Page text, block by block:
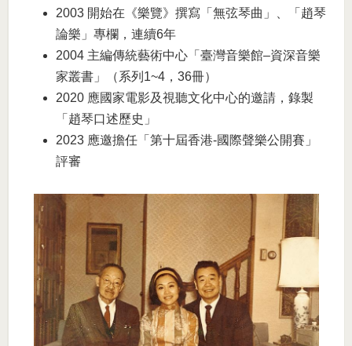
2003 開始在《樂覽》撰寫「無弦琴曲」、「趙琴
論樂」專欄，連續6年
2004 主編傳統藝術中心「臺灣音樂館–資深音樂
家叢書」（系列1~4，36冊）
2020 應國家電影及視聽文化中心的邀請，錄製
「趙琴口述歷史」
2023 應邀擔任「第十屆香港-國際聲樂公開賽」
評審